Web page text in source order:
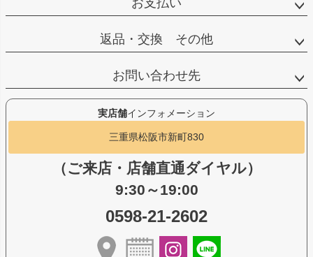
お支払い
返品・交換 その他
お問い合わせ先
実店舗インフォメーション
三重県松阪市新町830
（ご来店・店舗直通ダイヤル）
9:30～19:00
0598-21-2602